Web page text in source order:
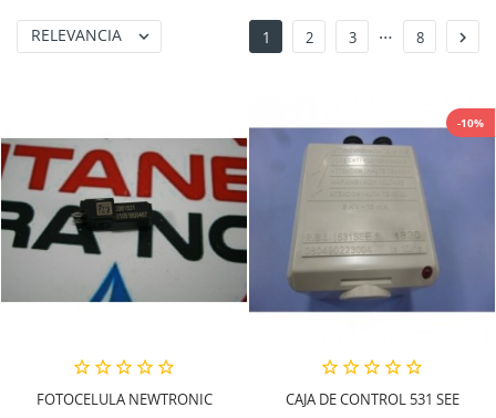
RELEVANCIA  1 2 3 … 8 
FOTOCELULA NEWTRONIC
-10%
CAJA DE CONTROL 531 SEE